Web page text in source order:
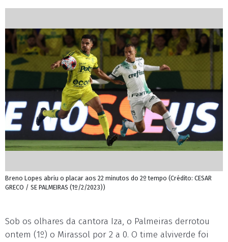
Breno Lopes abriu o placar aos 22 minutos do 2º tempo (Crédito: CESAR
GRECO / SE PALMEIRAS (1º/2/2023))
Sob os olhares da cantora Iza, o Palmeiras derrotou
ontem (1º) o Mirassol por 2 a 0. O time alviverde foi